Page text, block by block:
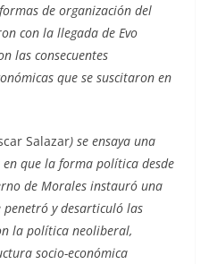
de organización del
con la llegada de Evo
las consecuentes
que se suscitaron en
Salazar) se ensaya una
que la forma política desde
de Morales instauró una
y desarticuló las
la política neoliberal,
socio-económica